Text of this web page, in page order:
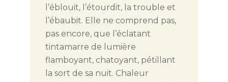
l’éblouit, l’étourdit, la trouble et
l’ébaubit. Elle ne comprend pas,
pas encore, que l’éclatant
tintamarre de lumière
flamboyant, chatoyant, pétillant
la sort de sa nuit. Chaleur